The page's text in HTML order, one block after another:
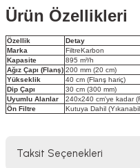
Ürün Özellikleri
Özellik
Detay
Marka
FiltreKarbon
Kapasite
895 m³/h
Ağız Çapı (Flanş) 200 mm (20 cm)
Yükseklik
40 cm (Flanş hariç)
Dip Çapı
30 cm (300 mm)
Uyumlu Alanlar
240x240 cm'ye kadar
Ön Filtre
Kutuya Dahil
Taksit Seçenekleri